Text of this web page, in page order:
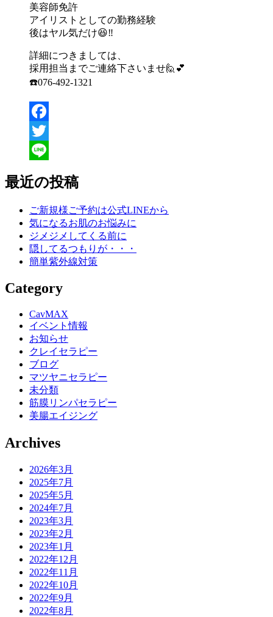
美容師免許
アイリストとしての勤務経験
後はヤル気だけ😆‼️
詳細につきましては、
採用担当までご連絡下さいませ🙋💕
☎️076-492-1321
Facebook
Twitter
最近の投稿
ご新規様ご予約は公式LINEから
気になるお肌のお悩みに
ジメジメしてくる前に
隠してるつもりが・・・
簡単紫外線対策
Category
CavMAX
イベント情報
お知らせ
クレイセラピー
ブログ
マツヤニセラピー
未分類
筋膜リンパセラピー
美腸エイジング
Archives
2026年3月
2025年7月
2025年5月
2024年7月
2023年3月
2023年2月
2023年1月
2022年12月
2022年11月
2022年10月
2022年9月
2022年8月